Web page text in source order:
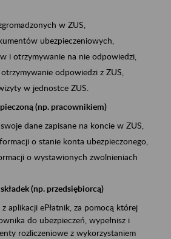
w ZUS,
ubezpieczeniowych,
i otrzymywanie na nie odpowiedzi,
odpowiedzi z ZUS,
w jednostce ZUS.
(np. pracownikiem)
dane zapisane na koncie w ZUS,
o stanie konta ubezpieczonego,
o wystawionych zwolnieniach
(np. przedsiębiorcą)
aplikacji ePłatnik, za pomocą której
do ubezpieczeń, wypełnisz i
rozliczeniowe z wykorzystaniem